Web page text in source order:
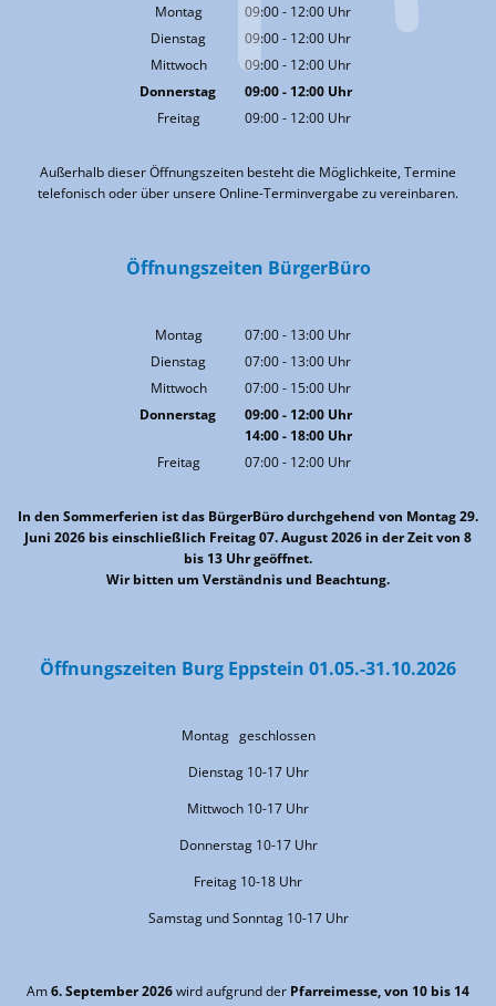
Montag 09:00- 12:00 Uhr
Von 09:00 bis 12:00 Uhr
Dienstag 09:00- 12:00 Uhr
Von 09:00 bis 12:00 Uhr
Mittwoch 09:00- 12:00 Uhr
Von 09:00 bis 12:00 Uhr
Donnerstag 09:00- 12:00Uhr
Von 09:00 bis 12:00 Uhr
Freitag 09:00- 12:00 Uhr
Außerhalb dieser Öffnungszeiten besteht die Möglichkeite, Termine
telefonisch oder über unsere Online-Terminvergabe zu vereinbaren.
Öffnungszeiten BürgerBüro
Montag 07:00- 13:00 Uhr
Von 07:00 bis 13:00 Uhr
Dienstag 07:00- 13:00 Uhr
Von 07:00 bis 13:00 Uhr
Mittwoch 07:00- 15:00 Uhr
Von 07:00 bis 15:00 Uhr
Donnerstag 09:00- 12:00Uhr
Von 09:00 bis 12:00 Uhr
14:00- 18:00Uhr
Von 14:00 bis 18:00 Uhr
Freitag 07:00- 12:00 Uhr
In den Sommerferien ist das BürgerBüro durchgehend von Montag 29.
Juni 2026 bis einschließlich Freitag 07. August 2026 in der Zeit von 8
bis 13 Uhr geöffnet.
Wir bitten um Verständnis und Beachtung.
Öffnungszeiten Burg Eppstein 01.05.-31.10.2026
Montag geschlossen
Dienstag 10-17 Uhr
Mittwoch 10-17 Uhr
Donnerstag 10-17 Uhr
Freitag 10-18 Uhr
Samstag und Sonntag 10-17 Uhr
Am6. September 2026wird aufgrund der Pfarreimesse, von 10 bis 14